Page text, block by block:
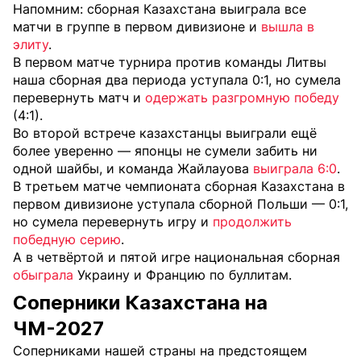
Напомним: сборная Казахстана выиграла все
матчи в группе в первом дивизионе и вышла в
элиту.
В первом матче турнира против команды Литвы
наша сборная два периода уступала 0:1, но сумела
перевернуть матч и одержать разгромную победу
(4:1).
Во второй встрече казахстанцы выиграли ещё
более уверенно — японцы не сумели забить ни
одной шайбы, и команда Жайлауова выиграла 6:0.
В третьем матче чемпионата сборная Казахстана в
первом дивизионе уступала сборной Польши — 0:1,
но сумела перевернуть игру и продолжить
победную серию.
А в четвёртой и пятой игре национальная сборная
обыграла Украину и Францию по буллитам.
Соперники Казахстана на
ЧМ-2027
Соперниками нашей страны на предстоящем